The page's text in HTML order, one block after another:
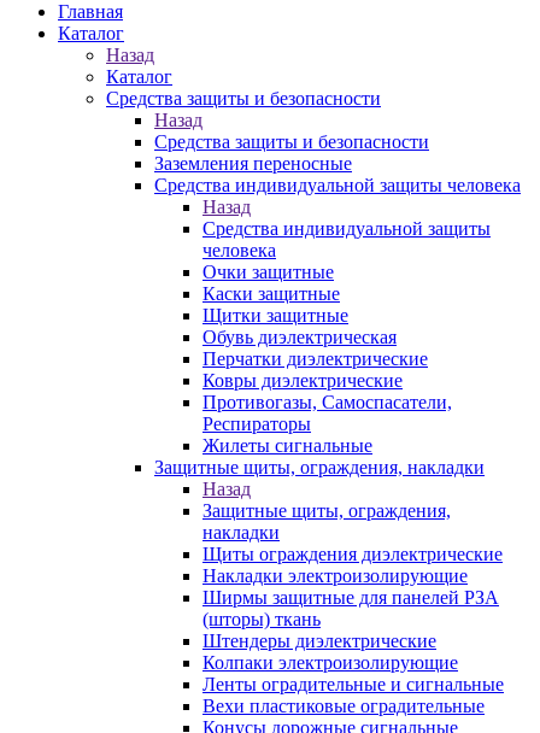
Главная
Каталог
Назад
Каталог
Средства защиты и безопасности
Назад
Средства защиты и безопасности
Заземления переносные
Средства индивидуальной защиты человека
Назад
Средства индивидуальной защиты
человека
Очки защитные
Каски защитные
Щитки защитные
Обувь диэлектрическая
Перчатки диэлектрические
Ковры диэлектрические
Противогазы, Самоспасатели,
Респираторы
Жилеты сигнальные
Защитные щиты, ограждения, накладки
Назад
Защитные щиты, ограждения,
накладки
Щиты ограждения диэлектрические
Накладки электроизолирующие
Ширмы защитные для панелей РЗА
(шторы) ткань
Штендеры диэлектрические
Колпаки электроизолирующие
Ленты оградительные и сигнальные
Вехи пластиковые оградительные
Конусы дорожные сигнальные